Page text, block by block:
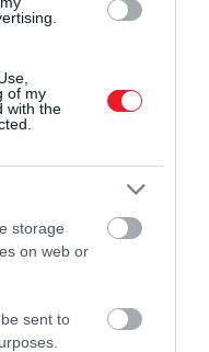
of my
with the
storage
on web or
sent to
került eléjük.
vonzó számukra.
képes volt
A kutatók azt is
ha az étel
amelyben
miközben egy
Az
ilyenkor is
önmagában elég
az étel